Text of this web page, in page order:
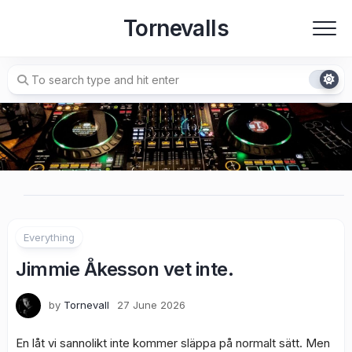
Tornevalls
Everything
Jimmie Åkesson vet inte.
by Tornevall 27 June 2026
En låt vi sannolikt inte kommer släppa på normalt sätt. Men